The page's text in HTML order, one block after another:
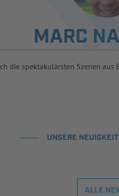
MARC
die spektakulärsten Szenen
UNSERE
ALLE